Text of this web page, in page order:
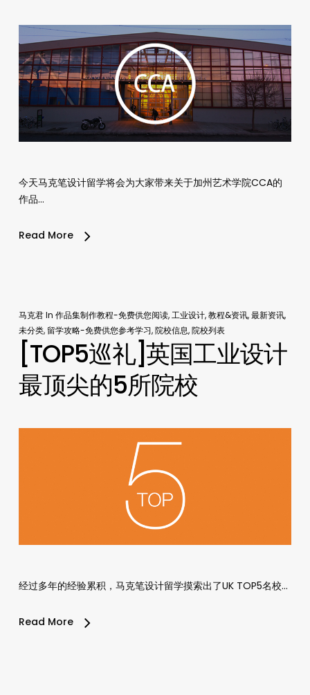
今天马克笔设计留学将会为大家带来关于加州艺术学院CCA的
作品…
Read More
马克君In 作品集制作教程-免费供您阅读,工业设计,教程&资讯,最新资讯,
未分类, 留学攻略-免费供您参考学习,院校信息,院校列表
[TOP5巡礼]英国工业设计
最顶尖的5所院校
经过多年的经验累积，马克笔设计留学摸索出了UK TOP5名校…
Read More